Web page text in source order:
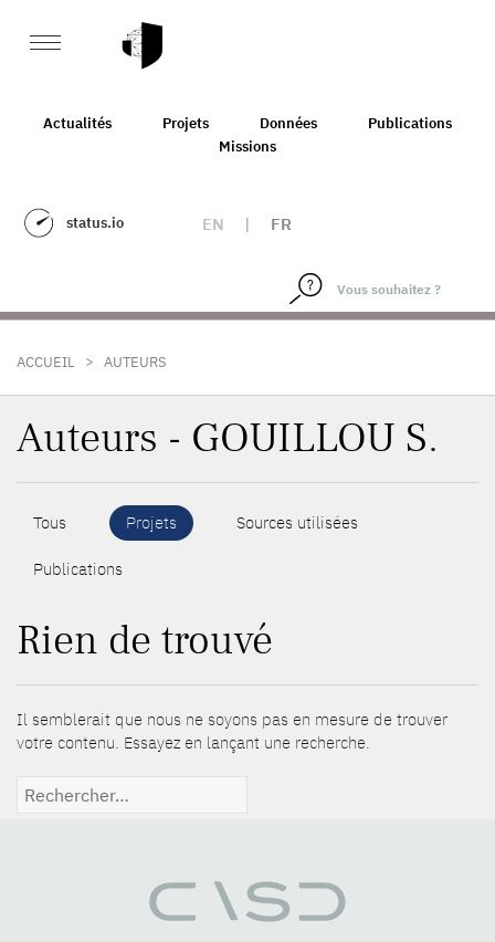
Actualités Projets Données
Publications
Missions
status.io EN | FR
ACCUEIL > AUTEURS
Auteurs - GOUILLOU S.
Tous Projets Sources utilisées
Publications
Rien de trouvé
Il semblerait que nous ne soyons pas en mesure de trouver
votre contenu. Essayez en lançant une recherche.
Rechercher :